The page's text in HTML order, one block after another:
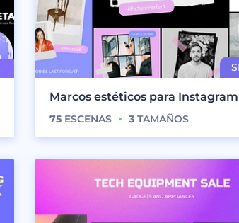
Marcos estéticos para Instagram
75 ESCENAS 3 TAMAÑOS